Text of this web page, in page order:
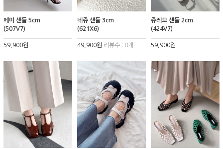
페미 샌들 5cm
(507V7)
59,900원
네쥬 샌들 3cm
(621X6)
49,900원 리뷰수 : 8개
쥬레므 샌들 2cm
(424V7)
59,900원